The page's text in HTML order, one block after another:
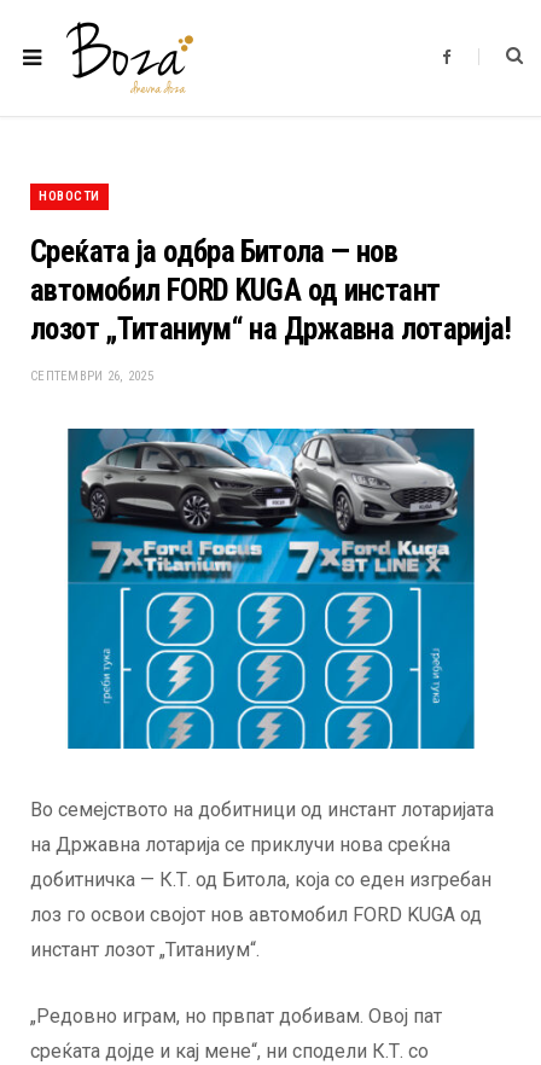
F
b
НОВОСТИ
Среќата ја одбра Битола — нов
автомобил FORD KUGA од инстант
лозот „Титаниум“ на Државна лотарија!
СЕПТЕМВРИ 26, 2025
Во семејството на добитници од инстант лотаријата
на Државна лотарија се приклучи нова среќна
добитничка — К.Т. од Битола, која со еден изгребан
лоз го освои својот нов автомобил FORD KUGA од
инстант лозот „Титаниум“.
„Редовно играм, но првпат добивам. Овој пат
среќата дојде и кај мене“, ни сподели К.Т. со